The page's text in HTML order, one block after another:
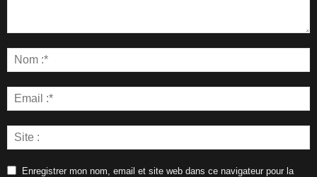
Enregistrer mon nom, email et site web dans ce navigateur pour la